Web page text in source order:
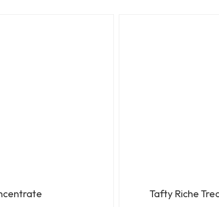
Tafty Riche